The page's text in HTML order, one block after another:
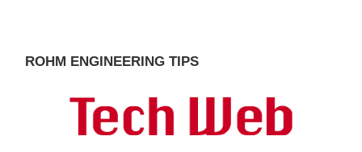
ROHM ENGINEERING TIPS